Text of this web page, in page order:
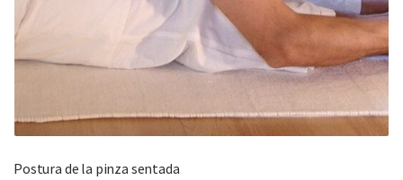
Postura de la pinza sentada